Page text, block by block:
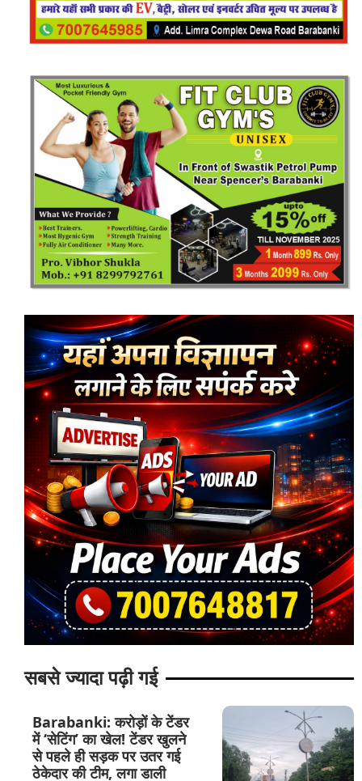
सबसे ज्यादा पढ़ी गई
Barabanki: करोड़ों के टेंडर
में ‘सेटिंग’ का खेल! टेंडर खुलने
से पहले ही सड़क पर उतर गई
ठेकेदार की टीम, लगा डाली